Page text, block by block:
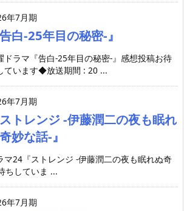
年7月期
告白-25年目の秘密-』
ドラマ『告白-25年目の秘密-』感想投稿お待
ています◆放送期間 : 20 ...
年7月期
ストレンジ -伊藤潤二の夜も眠れ
妙な話-』
マ24『ストレンジ -伊藤潤二の夜も眠れぬ奇
ちしていま ...
年7月期